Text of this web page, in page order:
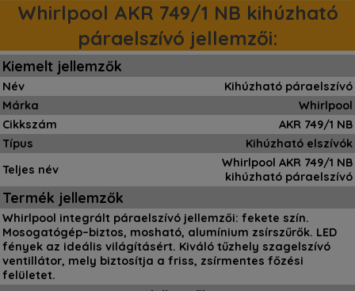
Whirlpool AKR 749/1 NB kihúzható
páraelszívó jellemzői:
Kiemelt jellemzők
Név
Kihúzható páraelszívó
Márka
Whirlpool
Cikkszám
AKR 749/1 NB
Típus
Kihúzható elszívók
Teljes név
Whirlpool AKR 749/1 NB
kihúzható páraelszívó
Termék jellemzők
Whirlpool integrált páraelszívó jellemzői: fekete szín.
Mosogatógép–biztos, mosható, alumínium zsírszűrők. LED
fények az ideális világításért. Kiváló tűzhely szagelszívó
ventillátor, mely biztosítja a friss, zsírmentes főzési
felületet.